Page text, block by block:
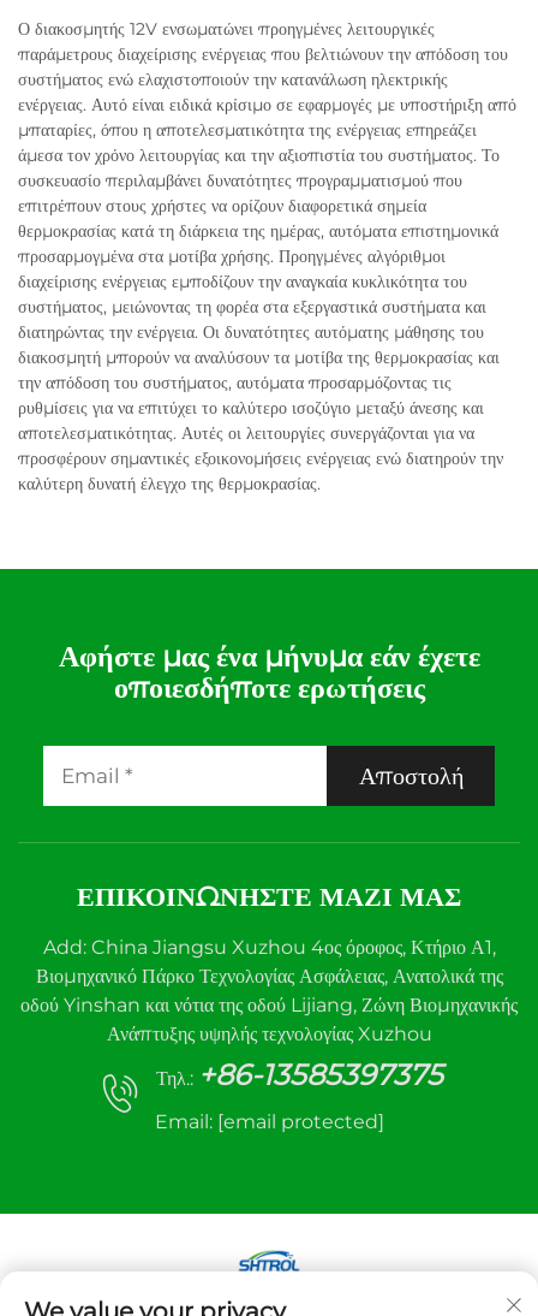
Ο διακοσμητής 12V ενσωματώνει προηγμένες λειτουργικές
παράμετρους διαχείρισης ενέργειας που βελτιώνουν την απόδοση του
συστήματος ενώ ελαχιστοποιούν την κατανάλωση ηλεκτρικής
ενέργειας. Αυτό είναι ειδικά κρίσιμο σε εφαρμογές με υποστήριξη από
μπαταρίες, όπου η αποτελεσματικότητα της ενέργειας επηρεάζει
άμεσα τον χρόνο λειτουργίας και την αξιοπιστία του συστήματος. Το
συσκευασίο περιλαμβάνει δυνατότητες προγραμματισμού που
επιτρέπουν στους χρήστες να ορίζουν διαφορετικά σημεία
θερμοκρασίας κατά τη διάρκεια της ημέρας, αυτόματα επιστημονικά
προσαρμογμένα στα μοτίβα χρήσης. Προηγμένες αλγόριθμοι
διαχείρισης ενέργειας εμποδίζουν την αναγκαία κυκλικότητα του
συστήματος, μειώνοντας τη φορέα στα εξεργαστικά συστήματα και
διατηρώντας την ενέργεια. Οι δυνατότητες αυτόματης μάθησης του
διακοσμητή μπορούν να αναλύσουν τα μοτίβα της θερμοκρασίας και
την απόδοση του συστήματος, αυτόματα προσαρμόζοντας τις
ρυθμίσεις για να επιτύχει το καλύτερο ισοζύγιο μεταξύ άνεσης και
αποτελεσματικότητας. Αυτές οι λειτουργίες συνεργάζονται για να
προσφέρουν σημαντικές εξοικονομήσεις ενέργειας ενώ διατηρούν την
καλύτερη δυνατή έλεγχο της θερμοκρασίας.
Αφήστε μας ένα μήνυμα εάν έχετε
οποιεσδήποτε ερωτήσεις
Αποστολή
ΕΠΙΚΟΙΝΩΝΉΣΤΕ ΜΑΖΊ ΜΑΣ
Add: China Jiangsu Xuzhou 4ος όροφος, Κτήριο Α1,
Βιομηχανικό Πάρκο Τεχνολογίας Ασφάλειας, Ανατολικά της
οδού Yinshan και νότια της οδού Lijiang, Ζώνη Βιομηχανικής
Ανάπτυξης υψηλής τεχνολογίας Xuzhou
Τηλ.: +86-13585397375
Email: [email protected]